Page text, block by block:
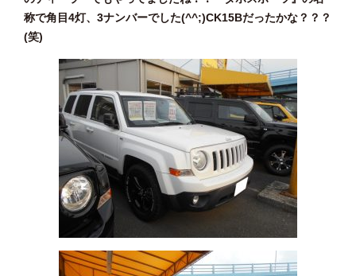
称で角目4灯、3ナンバーでした(^^;)CK15Bだったかな？？？
(笑)